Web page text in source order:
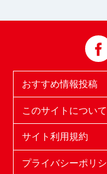
おすすめ情報投稿
このサイトについて
サイト利用規約
プライバシーポリ